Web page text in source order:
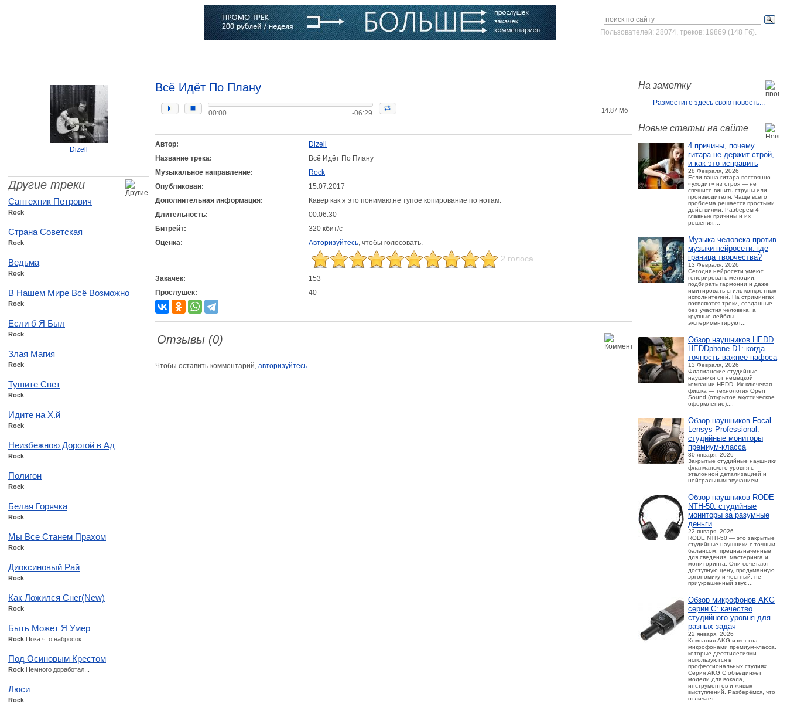
Пользователей: 28074, треков: 19869 (148 Гб).
На заметку
Разместите здесь свою новость...
Новые статьи на сайте
4 причины, почему
гитара не держит строй,
и как это исправить
28 Февраля, 2026
Если ваша гитара постоянно
«уходит» из строя — не
спешите винить струны или
производителя. Чаще всего
проблема решается простыми
действиями. Разберём 4
главные причины и их
решения....
Музыка человека против
музыки нейросети: где
граница творчества?
13 Февраля, 2026
Сегодня нейросети умеют
генерировать мелодии,
подбирать гармонии и даже
имитировать стиль конкретных
исполнителей. На стримингах
появляются треки, созданные
без участия человека, а
крупные лейблы
экспериментируют...
Обзор наушников HEDD
HEDDphone D1: когда
точность важнее пафоса
13 Февраля, 2026
Флагманские студийные
наушники от немецкой
компании HEDD. Их ключевая
фишка — технология Open
Sound (открытое акустическое
оформление)....
Обзор наушников Focal
Lensys Professional:
студийные мониторы
премиум‑класса
30 января, 2026
Закрытые студийные наушники
флагманского уровня с
эталонной детализацией и
нейтральным звучанием....
Обзор наушников RODE
NTH-50: студийные
мониторы за разумные
деньги
22 января, 2026
RODE NTH-50 — это закрытые
студийные наушники с точным
балансом, предназначенные
для сведения, мастеринга и
мониторинга. Они сочетают
доступную цену, продуманную
эргономику и честный, не
приукрашенный звук....
Обзор микрофонов AKG
серии C: качество
студийного уровня для
разных задач
22 января, 2026
Компания AKG известна
микрофонами премиум-класса,
которые десятилетиями
используются в
профессиональных студиях.
Серия AKG C объединяет
модели для вокала,
инструментов и живых
выступлений. Разберёмся, что
отличает...
Dizell
Другие треки
Сантехник Петрович
Rock
Страна Советская
Rock
Ведьма
Rock
В Нашем Мире Всё Возможно
Rock
Если б Я Был
Rock
Злая Магия
Rock
Тушите Свет
Rock
Идите на Х.й
Rock
Неизбежною Дорогой в Ад
Rock
Полигон
Rock
Белая Горячка
Rock
Мы Все Станем Прахом
Rock
Диоксиновый Рай
Rock
Как Ложился Снег(New)
Rock
Быть Может Я Умер
Rock Пока что набросок...
Под Осиновым Крестом
Rock Немного доработал...
Люси
Rock
14.87 Мб
Всё Идёт По Плану
00:00 -06:29
Автор:
Dizell
Название трека:
Всё Идёт По Плану
Музыкальное направление:
Rock
Опубликован:
15.07.2017
Дополнительная информация:
Кавер как я это понимаю,не тупое копирование по нотам.
Длительность:
00:06:30
Битрейт:
320 кбит/с
Оценка:
Авторизуйтесь, чтобы голосовать.
2 голоса
Закачек:
153
Прослушек:
40
Отзывы (0)
Чтобы оставить комментарий, авторизуйтесь.